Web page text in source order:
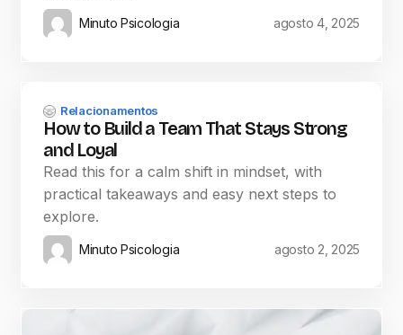
Minuto Psicologia agosto 4, 2025
Relacionamentos
How to Build a Team That Stays Strong
and Loyal
Read this for a calm shift in mindset, with
practical takeaways and easy next steps to
explore.
Minuto Psicologia agosto 2, 2025